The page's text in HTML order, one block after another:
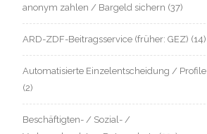
anonym zahlen / Bargeld sichern (37)
ARD-ZDF-Beitragsservice (früher: GEZ) (14)
Automatisierte Einzelentscheidung / Profile
(2)
Beschäftigten- / Sozial- /